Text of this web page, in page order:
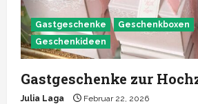
Gastgeschenke
Geschenkboxen
Geschenkideen
Gastgeschenke zur
Julia Laga Februar 22, 2026